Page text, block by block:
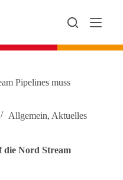
Pipelines muss
Allgemein, Aktuelles
die Nord Stream